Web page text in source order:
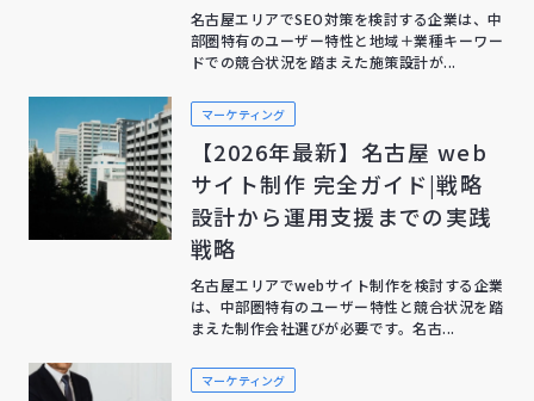
名古屋エリアでSEO対策を検討する企業は、中
部圏特有のユーザー特性と地域＋業種キーワー
ドでの競合状況を踏まえた施策設計が...
マーケティング
【2026年最新】名古屋 web
サイト制作 完全ガイド|戦略
設計から運用支援までの実践
戦略
名古屋エリアでwebサイト制作を検討する企業
は、中部圏特有のユーザー特性と競合状況を踏
まえた制作会社選びが必要です。名古...
マーケティング